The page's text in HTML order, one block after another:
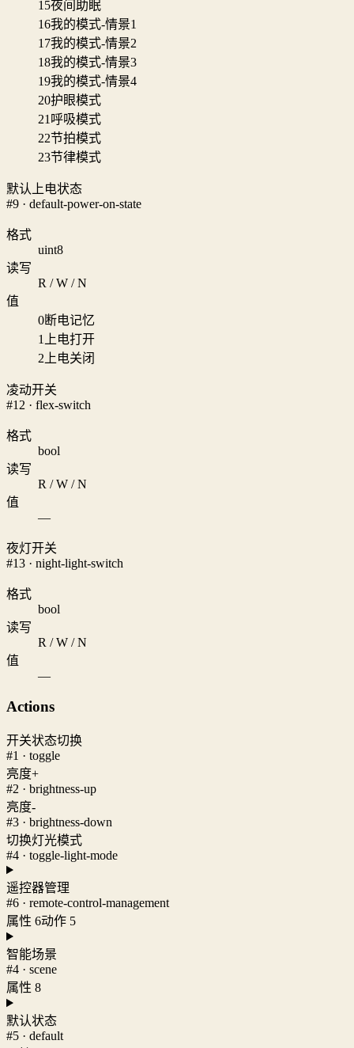
15夜间助眠
16我的模式-情景1
17我的模式-情景2
18我的模式-情景3
19我的模式-情景4
20护眼模式
21 呼吸模式
22节拍模式
23节律模式
默认上电状态
#9 · default-power-on-state
格式
uint8
读写
R / W / N
值
0断电记忆
1
上电打开
2 上电关闭
凌动开关
#12 · flex-switch
格式
bool
读写
R / W / N
值
—
夜灯开关
#13 · night-light-switch
格式
bool
读写
R / W / N
值
—
Actions
开关状态切换
#1 · toggle
亮度+
#2 · brightness-up
亮度-
#3 · brightness-down
切换灯光模式
#4 · toggle-light-mode
遥控器管理
#6 · remote-control-management
属性 6动作 5
智能场景
#4 · scene
属性 8
默认状态
#5 · default